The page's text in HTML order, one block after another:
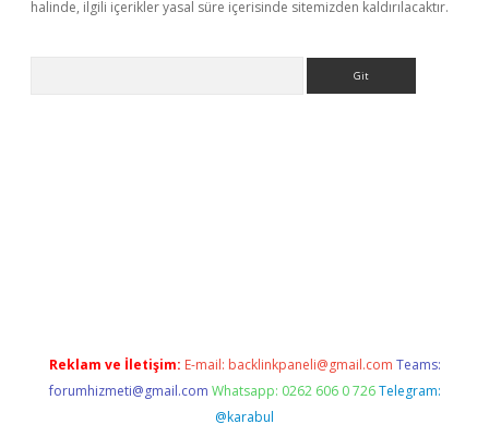
halinde, ilgili içerikler yasal süre içerisinde sitemizden kaldırılacaktır.
Reklam ve İletişim: E-mail: backlinkpaneli@gmail.com Teams:
forumhizmeti@gmail.com Whatsapp: 0262 606 0 726 Telegram:
@karabul